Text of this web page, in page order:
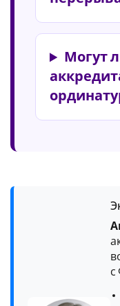
Могут
с